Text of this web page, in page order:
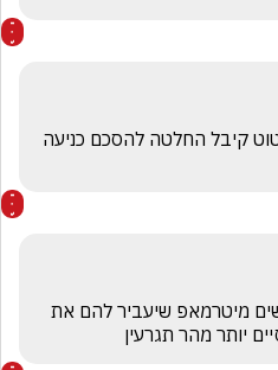
יותר מהר תגרעין